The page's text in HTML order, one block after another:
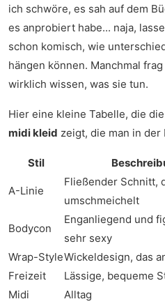
ich schwöre, es sah auf dem
es anprobiert habe... naja,
schon komisch, wie
hängen können. Manchmal
wirklich wissen, was sie tun.
Hier eine kleine Tabelle, die
midi kleid zeigt, die man in
Stil
A-Linie
Fließender Schnitt,
umschmeichelt
Bodycon
Enganliegend und
sehr sexy
Wrap-StyleWickeldesign, das
Freizeit
Midi
Lässige, bequeme
Alltag